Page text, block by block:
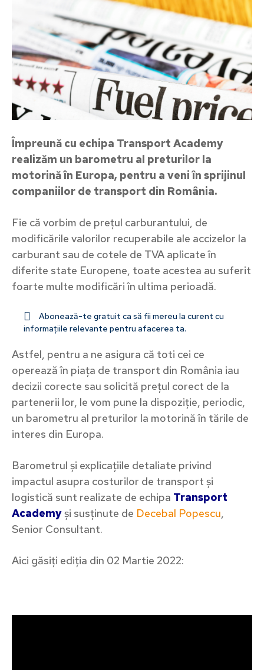
Împreună cu echipa Transport Academy
realizăm un barometru al preturilor la
motorină în Europa, pentru a veni în sprijinul
companiilor de transport din România.
Fie că vorbim de prețul carburantului, de
modificările valorilor recuperabile ale accizelor la
carburant sau de cotele de TVA aplicate în
diferite state Europene, toate acestea au suferit
foarte multe modificări în ultima perioadă.
Abonează-te gratuit ca să fii mereu la curent cu
informațiile relevante pentru afacerea ta.
Astfel, pentru a ne asigura că toti cei ce
operează în piața de transport din România iau
decizii corecte sau solicită prețul corect de la
partenerii lor, le vom pune la dispoziție, periodic,
un barometru al preturilor la motorină în tările de
interes din Europa.
Barometrul și explicațiile detaliate privind
impactul asupra costurilor de transport și
logistică sunt realizate de echipa Transport
Academyși susținute de Decebal Popescu,
Senior Consultant.
Aici găsiți ediția din 02 Martie 2022: